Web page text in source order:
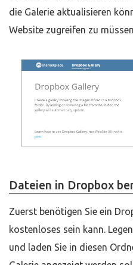
die Galerie aktualisieren
Website zugreifen zu
Dateien in Dropbox
Zuerst benötigen Sie ein
kostenloses sein kann.
und laden Sie in diesen